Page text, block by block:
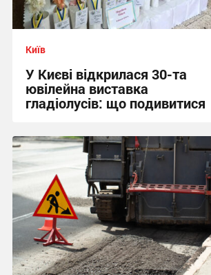
Київ
У Києві відкрилася 30-та
ювілейна виставка
гладіолусів: що подивитися
16:04 вчора